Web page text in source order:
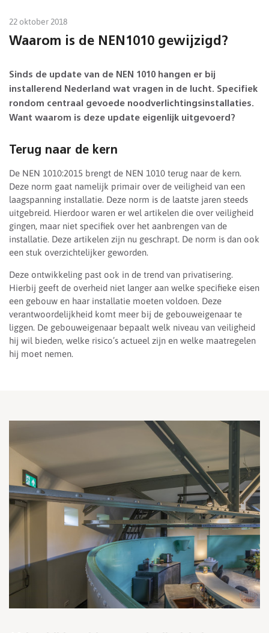
22 oktober 2018
Waarom is de NEN1010 gewijzigd?
Sinds de update van de NEN 1010 hangen er bij
installerend Nederland wat vragen in de lucht. Specifiek
rondom centraal gevoede noodverlichtingsinstallaties.
Want waarom is deze update eigenlijk uitgevoerd?
Terug naar de kern
De NEN 1010:2015 brengt de NEN 1010 terug naar de kern.
Deze norm gaat namelijk primair over de veiligheid van een
laagspanning installatie. Deze norm is de laatste jaren steeds
uitgebreid. Hierdoor waren er wel artikelen die over veiligheid
gingen, maar niet specifiek over het aanbrengen van de
installatie. Deze artikelen zijn nu geschrapt. De norm is dan ook
een stuk overzichtelijker geworden.
Deze ontwikkeling past ook in de trend van privatisering.
Hierbij geeft de overheid niet langer aan welke specifieke eisen
een gebouw en haar installatie moeten voldoen. Deze
verantwoordelijkheid komt meer bij de gebouweigenaar te
liggen. De gebouweigenaar bepaalt welk niveau van veiligheid
hij wil bieden, welke risico’s actueel zijn en welke maatregelen
hij moet nemen.